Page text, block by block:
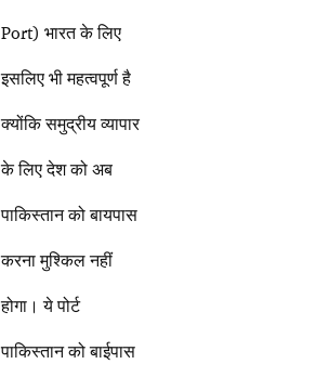
Port) भारत के लिए
इसलिए भी महत्वपूर्ण है
क्योंकि समुद्रीय व्यापार
के लिए देश को अब
पाकिस्तान को बायपास
करना मुश्किल नहीं
होगा। ये पोर्ट
पाकिस्तान को बाईपास